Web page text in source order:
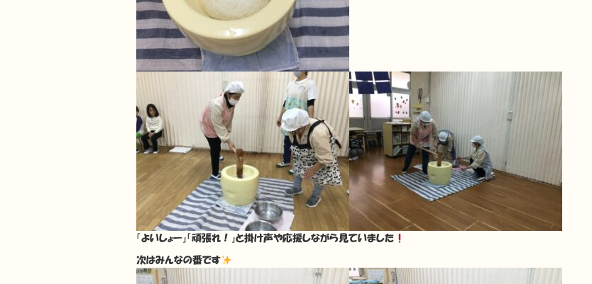
「よいしょー」「頑張れ！」と掛け声や応援しながら見ていました
次はみんなの番です